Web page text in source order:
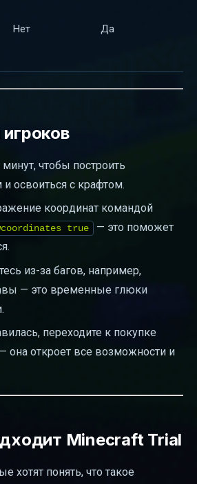
Нет Да
чтобы построить
освоиться с крафтом.
координат командой
true
— это поможет
из-за багов, например,
— это временные глюки
переходите к покупке
она откроет все возможности и
Minecraft Trial
хотят понять, что такое